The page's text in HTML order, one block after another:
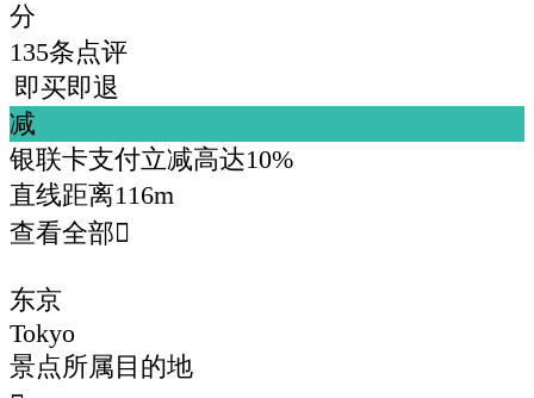
分
135条点评
即买即退
减
银联卡支付立减高达10%
直线距离116m
查看全部
东京
Tokyo
景点所属目的地